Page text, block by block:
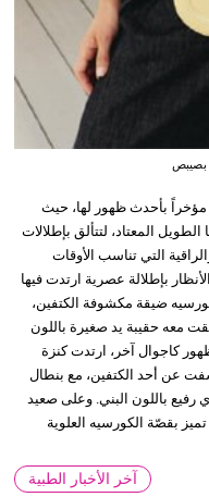
بصيبص
مؤخراً بأحدث ظهور لها، حيث
المعتاد، لتتألق بإطلالات
التي تناسب الأوقات
بإطلالة عصرية ارتدت فيها
ضيقة مكشوفة الكتفين،
معه حقيبة يد صغيرة باللون
كاجوال آخر، ارتدت كنزة
عن أحد الكتفين، مع بنطال
باللون البني. وعلى صعيد
بقصّة الكورسيه العلوية
آخر الأخبار الطبية